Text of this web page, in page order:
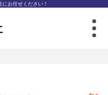
にお任せください！